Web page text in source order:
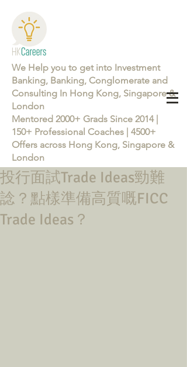
We Help you to get into Investment
Banking, Banking, Conglomerate and
Consulting In Hong Kong, Singapore &
London
Mentored 2000+ Grads Since 2014 |
150+ Professional Coaches | 4500+
Offers across Hong Kong, Singapore &
London
Learn more about the Career Training Program 26/27
投行面試Trade Ideas勁難
諗？點樣準備高質嘅FICC
Trade Ideas？